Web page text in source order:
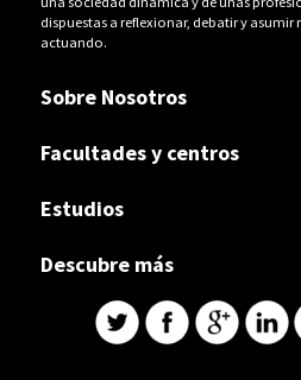
dispuestas a reflexionar, debatir y
actuando.
Sobre Nosotros
Facultades y centros
Estudios
Descubre más